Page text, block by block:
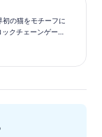
の猫をモチーフに
クチェーンゲーム
となったゲームで
題になりました。